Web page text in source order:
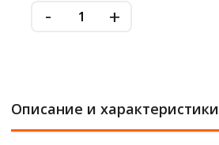
- +
Описание и характеристики